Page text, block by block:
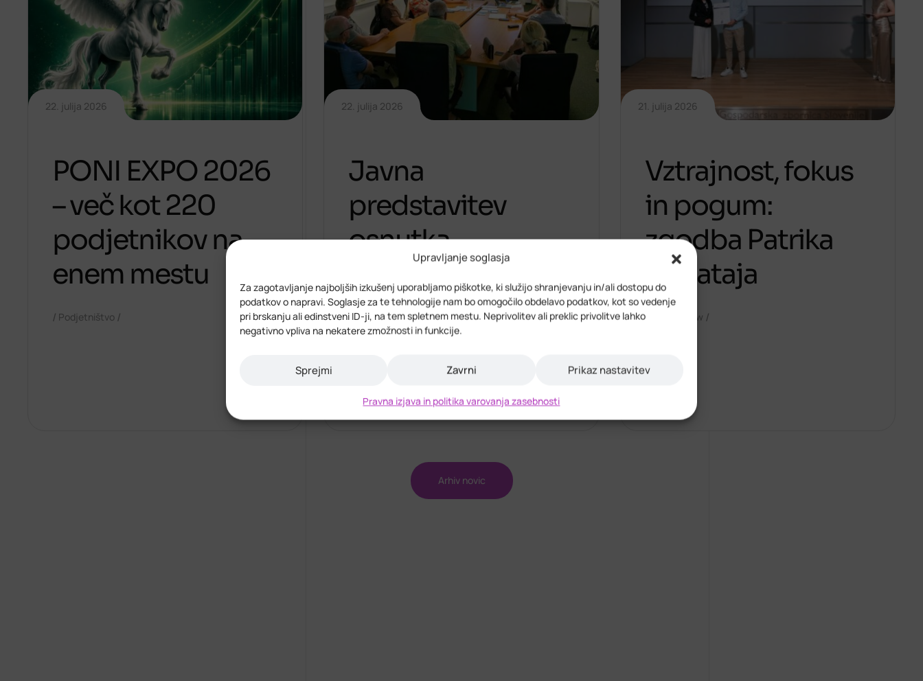
Upravljanje soglasja
Za zagotavljanje najboljših izkušenj uporabljamo piškotke, ki služijo shranjevanju in/ali dostopu do
podatkov o napravi. Soglasje za te tehnologije nam bo omogočilo obdelavo podatkov, kot so vedenje
pri brskanju ali edinstveni ID-ji, na tem spletnem mestu. Neprivolitev ali preklic privolitve lahko
negativno vpliva na nekatere zmožnosti in funkcije.
Sprejmi Zavrni Prikaz nastavitev
Pravna izjava in politika varovanja zasebnosti
22. julija 2026
PONI EXPO 2026
– več kot 220
podjetnikov na
enem mestu
/ Podjetništvo /
22. julija 2026
Javna
predstavitev
osnutka
regijskega
prostorskega
plana
21. julija 2026
Vztrajnost, fokus
in pogum:
zgodba Patrika
Bogataja
/ Start2Grow /
Arhiv novic